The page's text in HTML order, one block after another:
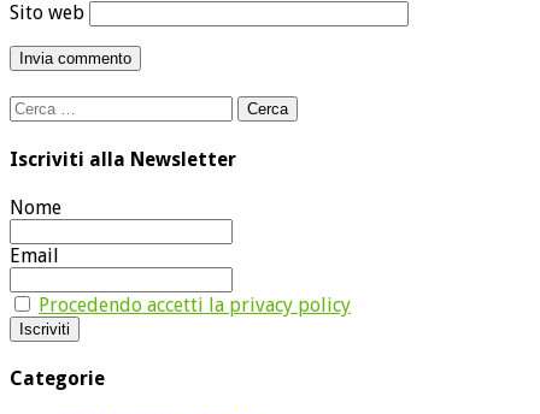
Sito web
Ricerca
Iscriviti alla Newsletter
Nome
Email
Procedendo accetti la privacy policy
Categorie